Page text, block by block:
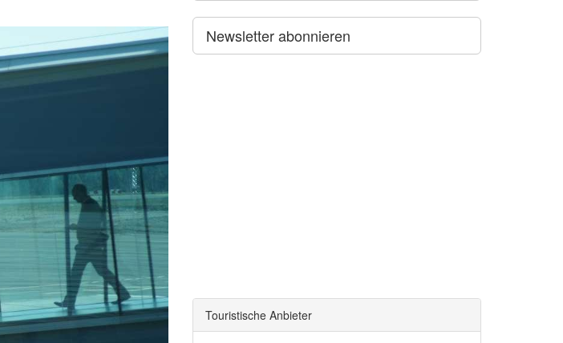
Newsletter abonnieren
Touristische Anbieter